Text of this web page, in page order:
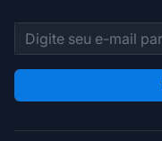
Endereço de e-mail